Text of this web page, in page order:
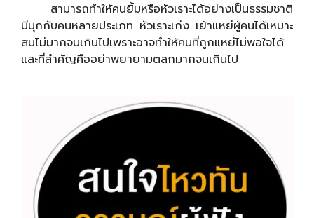
สามารถทำให้คนยิ้มหรือหัวเราะได้อย่างเป็นธรรมชาติ
มีมุกกับคนหลายประเภท หัวเราะเก่ง เย้าแหย่ผู้คนได้เหมาะ
สมไม่มากจนเกินไปเพราะอาจทำให้คนที่ถูกแหย่ไม่พอใจได้
และที่สำคัญคืออย่าพยายามตลกมากจนเกินไป